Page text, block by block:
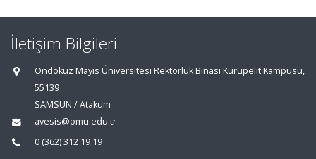
İletişim Bilgileri
Ondokuz Mayıs Üniversitesi Rektörlük Binası Kurupelit Kampüsü,
55139
SAMSUN / Atakum
avesis@omu.edu.tr
0 (362) 312 19 19